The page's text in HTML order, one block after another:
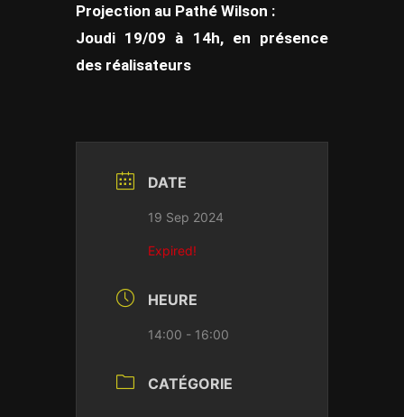
Projection au Pathé Wilson :
Joudi 19/09 à 14h, en présence
des réalisateurs
DATE
19 Sep 2024
Expired!
HEURE
14:00 - 16:00
CATÉGORIE